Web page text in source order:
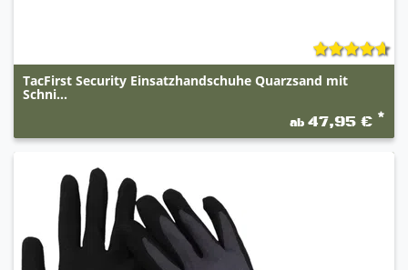
TacFirst Security Einsatzhandschuhe Quarzsand mit
Schni...
ab47,95 € *